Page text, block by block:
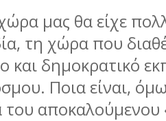
µας θα είχε
τη χώρα που
και δηµοκρατικό
Ποια είναι,
του αποκαλούµενου